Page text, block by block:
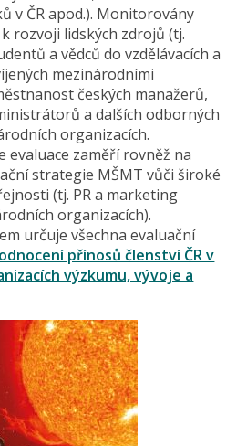
v ČR apod.). Monitorovány
rozvoji lidských zdrojů (tj.
a vědců do vzdělávacích a
mezinárodními
českých manažerů,
a dalších odborných
organizacích.
evaluace zaměří rovněž na
strategie MŠMT vůči široké
(tj. PR a marketing
organizacích).
určuje všechna evaluační
přínosů členství ČR v
výzkumu, vývoje a